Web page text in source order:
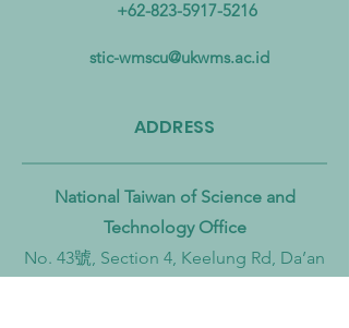
hingga Laut
+62-823-5917-5216
stic-wmscu@ukwms.ac.id
ADDRESS
National Taiwan of Science and
Technology Office
No. 43號, Section 4, Keelung Rd, Da’an